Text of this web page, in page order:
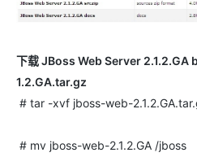
下载 JBoss Web Server
1.2.GA.tar.gz
# tar -xvf jboss-web-
# mv jboss-web-2.1.2.GA /jboss